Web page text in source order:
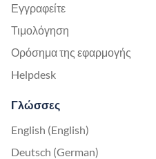
Εγγραφείτε
Τιμολόγηση
Ορόσημα της εφαρμογής
Helpdesk
Γλώσσες
English (English)
Deutsch (German)